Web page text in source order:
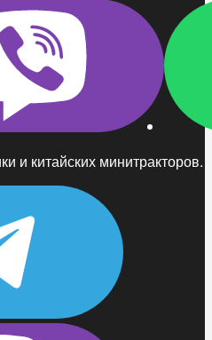
и китайских минитракторов.